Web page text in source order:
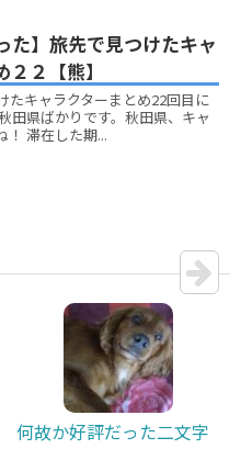
た】旅先で見つけたキャ
２【熊】
たキャラクターまとめ22回目に
田県ばかりです。秋田県、キャ
！ 滞在した期...
何故か好評だった二文字